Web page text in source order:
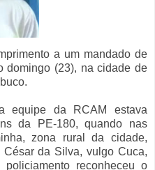
a um mandado de
domingo (23), na cidade de
equipe da RCAM estava
da PE-180, quando nas
zona rural da cidade,
da Silva, vulgo Cuca,
reconheceu o